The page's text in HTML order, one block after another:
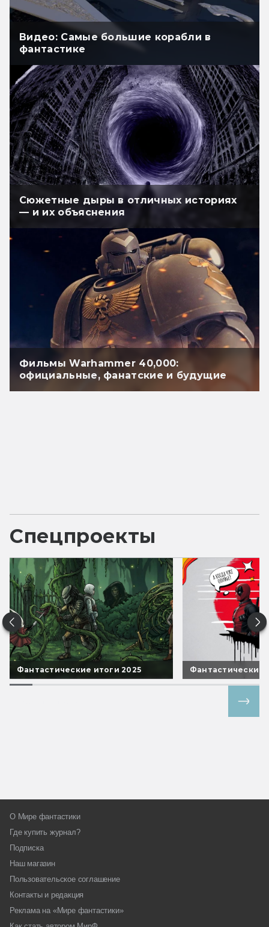
Видео: Самые большие корабли в
фантастике
Сюжетные дыры в отличных историях
— и их объяснения
Фильмы Warhammer 40,000:
официальные, фанатские и будущие
Спецпроекты
Фантастические итоги 2025 Фантастические
О Мире фантастики
Где купить журнал?
Подписка
Наш магазин
Пользовательское соглашение
Контакты и редакция
Реклама на «Мире фантастики»